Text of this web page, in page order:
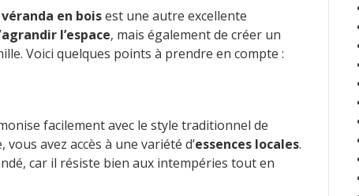
en boisest une autre excellente
agrandir l’espace, mais également de créer un
Voici quelques points à prendre en compte :
facilement avec le style traditionnel de
avez accès à une variété d’essences locales.
car il résiste bien aux intempéries tout en